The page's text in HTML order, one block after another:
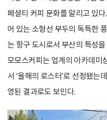
페셜티 커피 문화를 알리고 있
어 있는 소형선 부두의 독특한
는 항구 도시로서 부산의 특성
모모스커피는 업계의 아카데미
서 ‘올해의 로스터’로 선정됐는
영된 결과로도 보인다.